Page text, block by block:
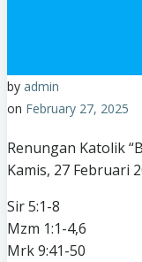
by admin
on February 27, 2025
Renungan Katolik
Kamis, 27 Februari
Sir 5:1-8
Mzm 1:1-4,6
Mrk 9:41-50